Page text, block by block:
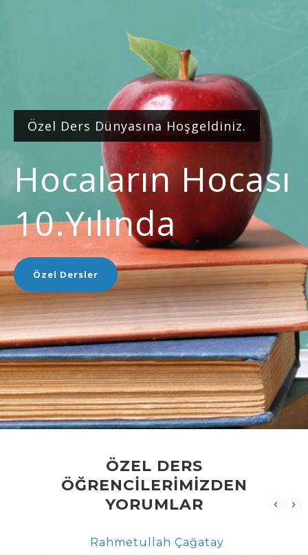
Özel Ders Dünyasına Hoşgeldiniz.
Hocaların Hocası
10.yılında
Özel Dersler
ÖZEL DERS
ÖĞRENCİLERİMİZDEN
YORUMLAR
Rahmetullah Çağatay